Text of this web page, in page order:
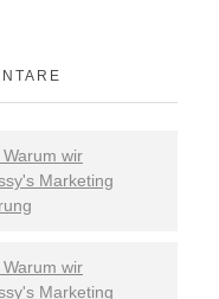
wir
Marketing
wir
Marketing